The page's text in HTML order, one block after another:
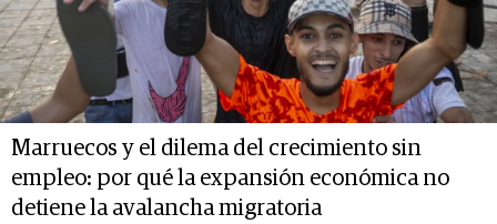
Marruecos y el dilema del crecimiento sin
empleo: por qué la expansión económica no
detiene la avalancha migratoria